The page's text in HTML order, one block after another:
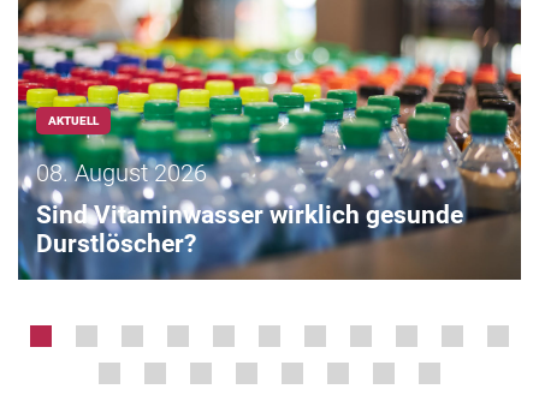
AKTUELL
08. August 2026
Sind Vitaminwasser wirklich gesunde
Durstlöscher?